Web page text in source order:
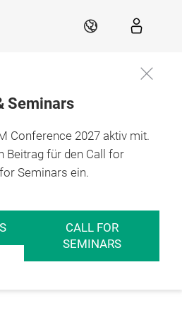
DE
Seminars
Conference 2027 aktiv mit.
Beitrag für den Call for
Seminars ein.
CALL FOR
SEMINARS